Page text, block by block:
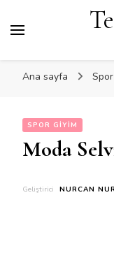
Ana sayfa
SPOR GIYIM
Moda
Geliştirici NURCAN